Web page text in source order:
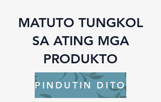
MATUTO TUNGKOL
SA ATING MGA
PRODUKTO
PINDUTIN DITO